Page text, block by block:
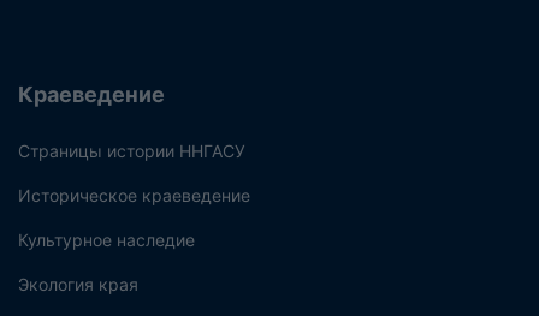
Краеведение
Страницы истории ННГАСУ
Историческое краеведение
Культурное наследие
Экология края